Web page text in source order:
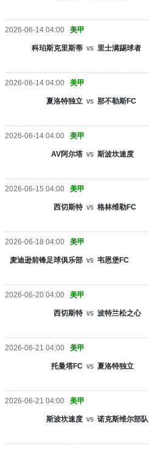
2026-06-14 04:00 美甲
科珀斯克里斯蒂 vs 里士满踢球者
2026-06-14 04:00 美甲
夏洛特独立 vs 那不勒斯FC
2026-06-14 04:00 美甲
AV阿尔塔 vs 斯波坎速度
2026-06-15 04:00 美甲
西切斯特 vs 格林维勒FC
2026-06-18 04:00 美甲
麦迪逊前锋足球俱乐部 vs 韦恩堡FC
2026-06-20 04:00 美甲
西切斯特 vs 波特兰松之心
2026-06-21 04:00 美甲
托曼塔FC vs 夏洛特独立
2026-06-21 04:00 美甲
斯波坎速度 vs 诺克斯维尔部队